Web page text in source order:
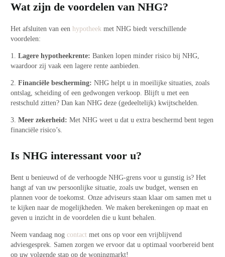
Wat zijn de voordelen van NHG?
Het afsluiten van een hypotheek met NHG biedt verschillende
voordelen:
1. Lagere hypotheekrente: Banken lopen minder risico bij NHG,
waardoor zij vaak een lagere rente aanbieden.
2. Financiële bescherming: NHG helpt u in moeilijke situaties, zoals
ontslag, scheiding of een gedwongen verkoop. Blijft u met een
restschuld zitten? Dan kan NHG deze (gedeeltelijk) kwijtschelden.
3. Meer zekerheid: Met NHG weet u dat u extra beschermd bent tegen
financiële risico’s.
Is NHG interessant voor u?
Bent u benieuwd of de verhoogde NHG-grens voor u gunstig is? Het
hangt af van uw persoonlijke situatie, zoals uw budget, wensen en
plannen voor de toekomst. Onze adviseurs staan klaar om samen met u
te kijken naar de mogelijkheden. We maken berekeningen op maat en
geven u inzicht in de voordelen die u kunt behalen.
Neem vandaag nog contact met ons op voor een vrijblijvend
adviesgesprek. Samen zorgen we ervoor dat u optimaal voorbereid bent
op uw volgende stap op de woningmarkt!